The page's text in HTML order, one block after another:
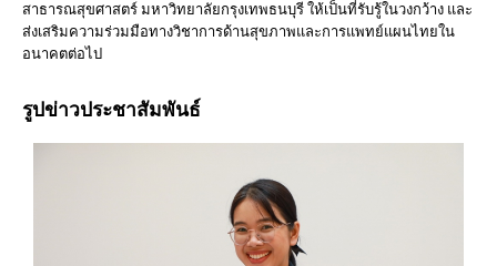
สาธารณสุขศาสตร์ มหาวิทยาลัยกรุงเทพธนบุรี ให้เป็นที่รับรู้ในวงกว้าง และ
ส่งเสริมความร่วมมือทางวิชาการด้านสุขภาพและการแพทย์แผนไทยใน
อนาคตต่อไป
รูปข่าวประชาสัมพันธ์